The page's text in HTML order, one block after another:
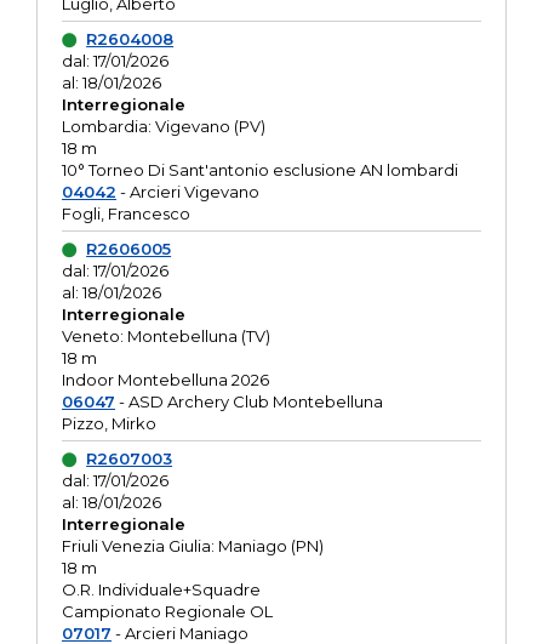
R2604008
dal: 17/01/2026
al: 18/01/2026
Interregionale
Lombardia: Vigevano (PV)
18 m
10° Torneo Di Sant'antonio esclusione AN lombardi
04042 - Arcieri Vigevano
Fogli, Francesco
R2606005
dal: 17/01/2026
al: 18/01/2026
Interregionale
Veneto: Montebelluna (TV)
18 m
Indoor Montebelluna 2026
06047 - ASD Archery Club Montebelluna
Pizzo, Mirko
R2607003
dal: 17/01/2026
al: 18/01/2026
Interregionale
Friuli Venezia Giulia: Maniago (PN)
18 m
O.R. Individuale+Squadre
Campionato Regionale OL
07017 - Arcieri Maniago